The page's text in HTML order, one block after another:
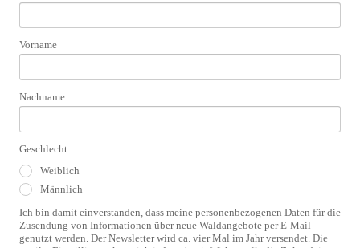
Senioren
Kindergeburtstage
Vorname
Nachname
Geschlecht
Weiblich
Männlich
Ich bin damit einverstanden, dass meine personenbezogenen Daten für die
Zusendung von Informationen über neue Waldangebote per E-Mail
genutzt werden. Der Newsletter wird ca. vier Mal im Jahr versendet. Die